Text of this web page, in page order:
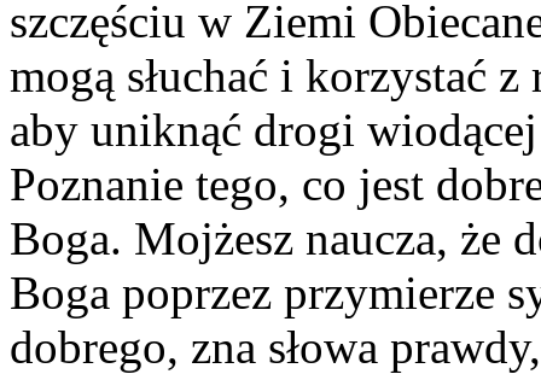
szczęściu w Ziemi
mogą słuchać i korzystać
aby uniknąć drogi
Poznanie tego, co jest
Boga. Mojżesz naucza, że
Boga poprzez przymierze
dobrego, zna słowa